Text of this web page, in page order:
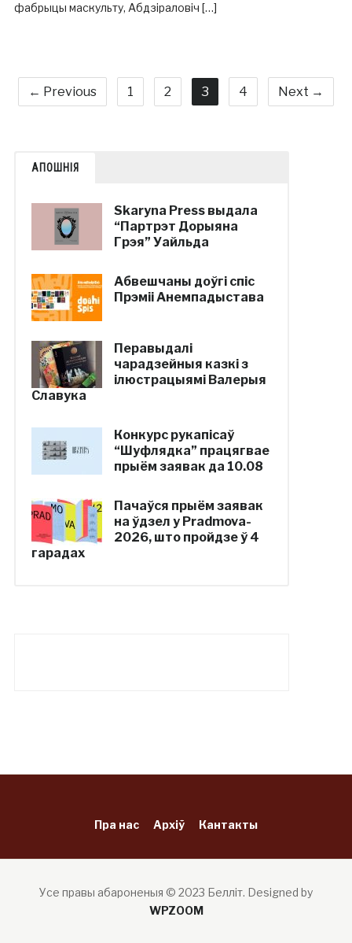
фабрыцы маскульту, Абдзіраловіч […]
← Previous 1 2 3 4 Next →
АПОШНІЯ
Skaryna Press выдала
“Партрэт Дорыяна
Грэя” Уайльда
Абвешчаны доўгі спіс
Прэміі Анемпадыстава
Перавыдалі
чарадзейныя казкі з
ілюстрацыямі Валерыя
Славука
Конкурс рукапісаў
“Шуфлядка” працягвае
прыём заявак да 10.08
Пачаўся прыём заявак
на ўдзел у Pradmova-
2026, што пройдзе ў 4
гарадах
Пра нас Архіў Кантакты
Усе правы абароненыя © 2023 Белліт. Designed by
WPZOOM